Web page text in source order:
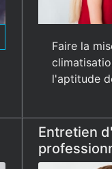
Faire la
l'aptitude
Entretien